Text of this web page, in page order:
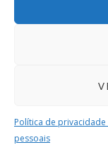
Política de
pessoais